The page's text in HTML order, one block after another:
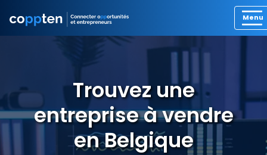
Trouvez une
entreprise à vendre
en Belgique